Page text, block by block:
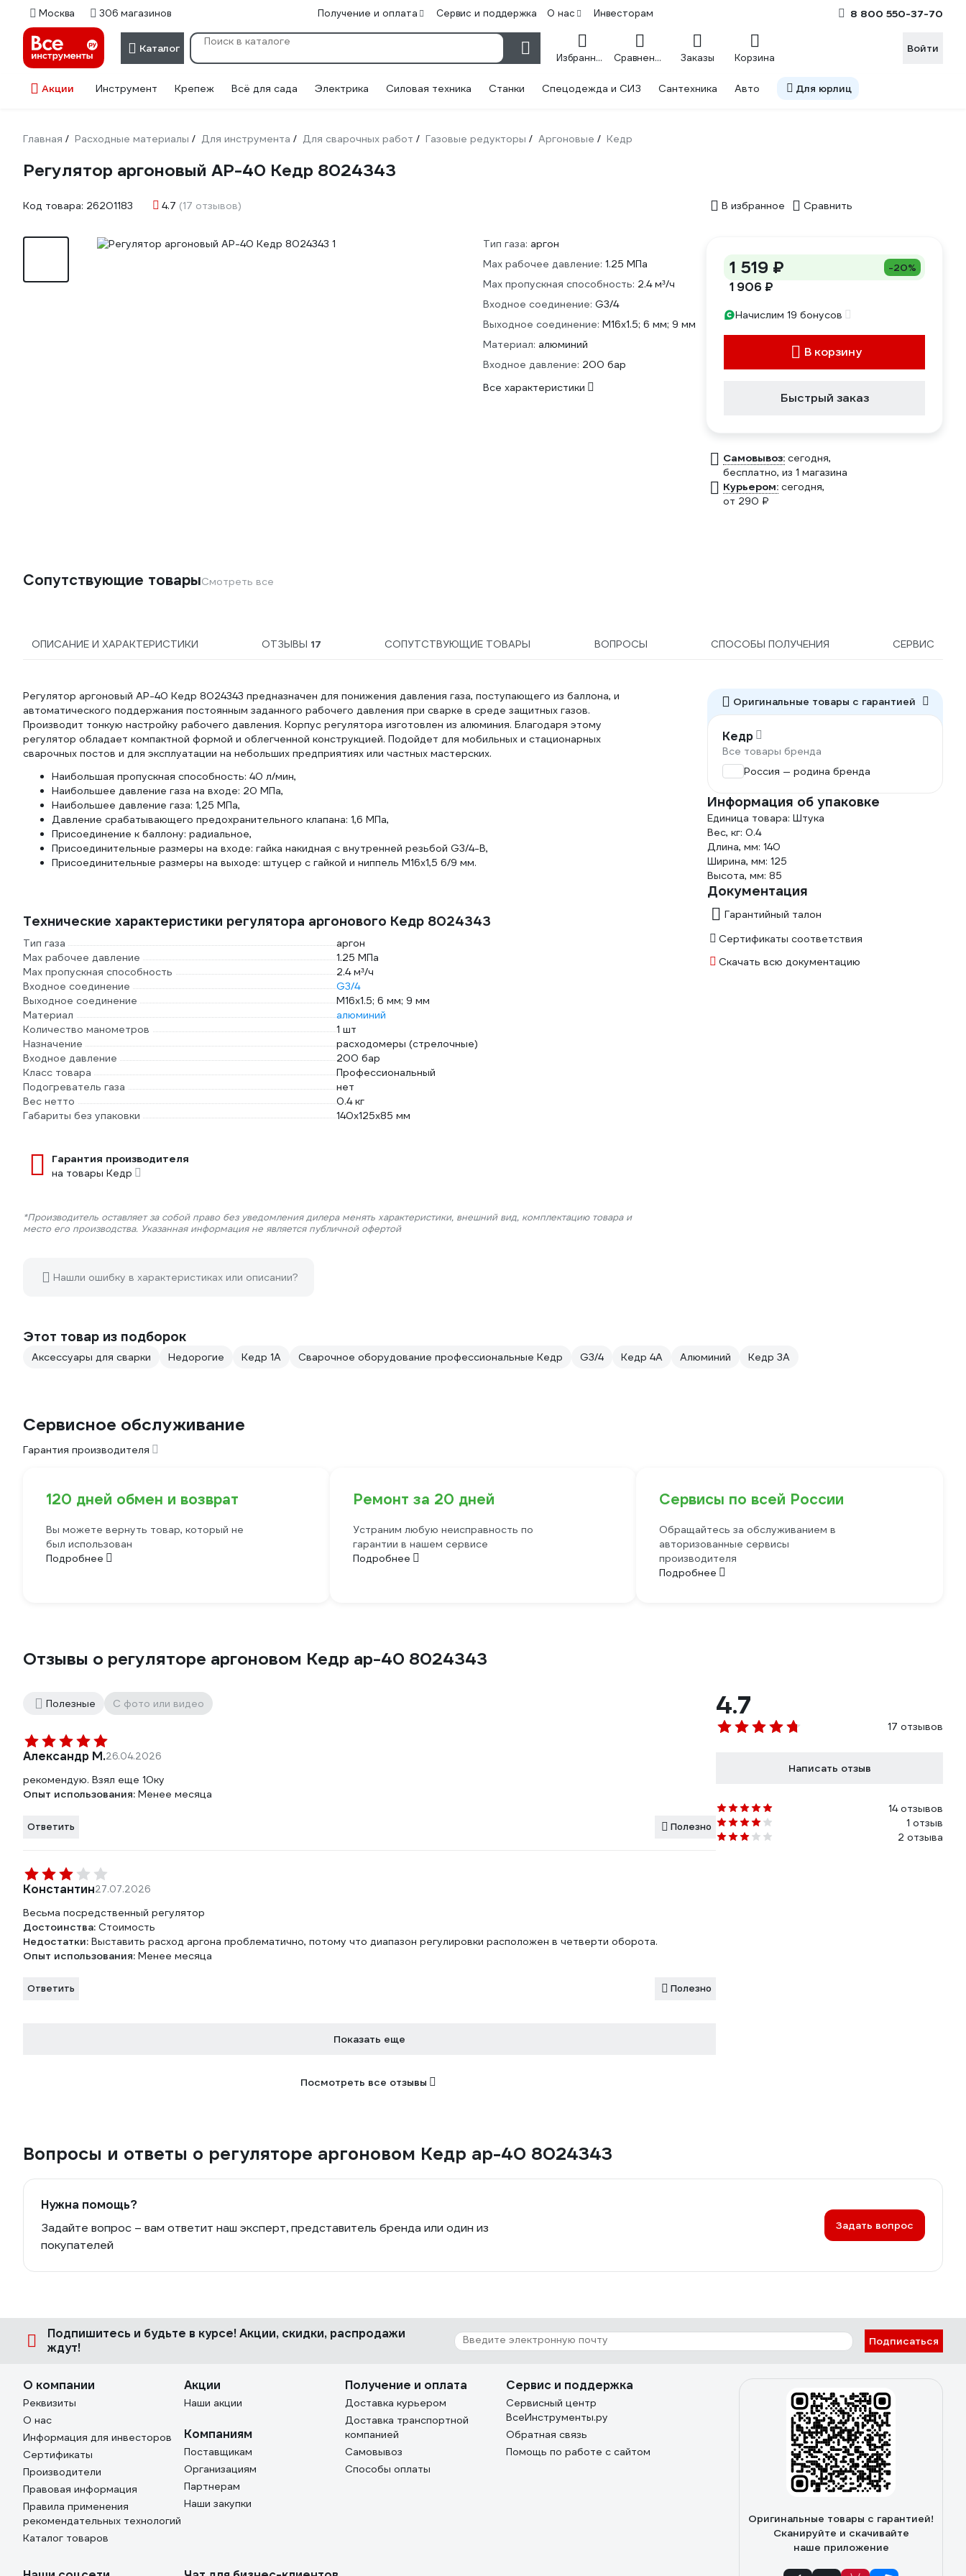
Москва 306 магазинов Получение и оплата Сервис и поддержка О нас Инвесторам 8 800 550-37-70
Каталог
Избранное Сравнение Заказы Корзина
Войти
Акции Инструмент Крепеж Всё для сада Электрика Силовая техника Станки Спецодежда и СИЗ Сантехника Авто Для юрлиц
Главная / Расходные материалы / Для инструмента / Для сварочных работ / Газовые редукторы / Аргоновые / Кедр
Регулятор аргоновый АР-40 Кедр 8024343
Код товара: 26201183 4.7 (17 отзывов) В избранное Сравнить
Тип газа: аргон
Мах рабочее давление: 1.25 МПа
Max пропускная способность: 2.4 м³/ч
Входное соединение: G3/4
Выходное соединение: М16х1.5; 6 мм; 9 мм
Материал: алюминий
Входное давление: 200 бар
Все характеристики
1 519 ₽ -20%
1 906 ₽
Начислим 19 бонусов
В корзину
Быстрый заказ
Самовывоз: сегодня,
бесплатно, из 1 магазина
Курьером: сегодня,
от 290 ₽
Сопутствующие товарыСмотреть все
ОПИСАНИЕ И ХАРАКТЕРИСТИКИ ОТЗЫВЫ 17 СОПУТСТВУЮЩИЕ ТОВАРЫ ВОПРОСЫ СПОСОБЫ ПОЛУЧЕНИЯ СЕРВИС
Регулятор аргоновый АР-40 Кедр 8024343 предназначен для понижения давления газа, поступающего из баллона, и
автоматического поддержания постоянным заданного рабочего давления при сварке в среде защитных газов.
Производит тонкую настройку рабочего давления. Корпус регулятора изготовлен из алюминия. Благодаря этому
регулятор обладает компактной формой и облегченной конструкцией. Подойдет для мобильных и стационарных
сварочных постов и для эксплуатации на небольших предприятиях или частных мастерских.
Наибольшая пропускная способность: 40 л/мин,
Наибольшее давление газа на входе: 20 МПа,
Наибольшее давление газа: 1,25 МПа,
Давление срабатывающего предохранительного клапана: 1,6 МПа,
Присоединение к баллону: радиальное,
Присоединительные размеры на входе: гайка накидная с внутренней резьбой G3/4-B,
Присоединительные размеры на выходе: штуцер с гайкой и ниппель M16x1,5 6/9 мм.
Технические характеристики регулятора аргонового Кедр 8024343
Тип газа
аргон
Мах рабочее давление
1.25 МПа
Max пропускная способность
2.4 м³/ч
Входное соединение
G3/4
Выходное соединение
М16х1.5; 6 мм; 9 мм
Материал
алюминий
Количество манометров
1 шт
Назначение
расходомеры (стрелочные)
Входное давление
200 бар
Класс товара
Профессиональный
Подогреватель газа
нет
Вес нетто
0.4 кг
Габариты без упаковки
140x125x85 мм
Гарантия производителя
на товары Кедр
*Производитель оставляет за собой право без уведомления дилера менять характеристики, внешний вид, комплектацию товара и
место его производства. Указанная информация не является публичной офертой
Нашли ошибку в характеристиках или описании?
Оригинальные товары c гарантией
Кедр
Все товары бренда
Россия — родина бренда
Информация об упаковке
Единица товара: Штука
Вес, кг: 0.4
Длина, мм: 140
Ширина, мм: 125
Высота, мм: 85
Документация
Гарантийный талон
Сертификаты соответствия
Скачать всю документацию
Этот товар из подборок
Аксессуары для сварки Недорогие Кедр 1А Сварочное оборудование профессиональные Кедр G3/4 Кедр 4А Алюминий Кедр 3А
Сервисное обслуживание
Гарантия производителя
120 дней обмен и возврат
Вы можете вернуть товар, который не
был использован
Подробнее
Ремонт за 20 дней
Устраним любую неисправность по
гарантии в нашем сервисе
Подробнее
Сервисы по всей России
Обращайтесь за обслуживанием в
авторизованные сервисы
производителя
Подробнее
Отзывы о регуляторе аргоновом Кедр ар-40 8024343
4.7
17 отзывов
Написать отзыв
14 отзывов
1 отзыв
2 отзыва
Полезные С фото или видео
Александр М.26.04.2026
рекомендую. Взял еще 10ку
Опыт использования: Менее месяца
Ответить Полезно
Константин27.07.2026
Весьма посредственный регулятор
Достоинства: Стоимость
Недостатки: Выставить расход аргона проблематично, потому что диапазон регулировки расположен в четверти оборота.
Опыт использования: Менее месяца
Ответить Полезно
Показать еще
Посмотреть все отзывы
Вопросы и ответы о регуляторе аргоновом Кедр ар-40 8024343
Нужна помощь?
Задайте вопрос – вам ответит наш эксперт, представитель бренда или один из
покупателей
Задать вопрос
Подпишитесь и будьте в курсе! Акции, скидки, распродажи
ждут!
Подписаться
О компании
Реквизиты
О нас
Информация для инвесторов
Сертификаты
Производители
Правовая информация
Правила применения
рекомендательных технологий
Каталог товаров
Акции
Наши акции
Компаниям
Поставщикам
Организациям
Партнерам
Наши закупки
Получение и оплата
Доставка курьером
Доставка транспортной
компанией
Самовывоз
Способы оплаты
Сервис и поддержка
Сервисный центр
ВсеИнструменты.ру
Обратная связь
Помощь по работе с сайтом
Оригинальные товары с гарантией!
Сканируйте и скачивайте
наше приложение